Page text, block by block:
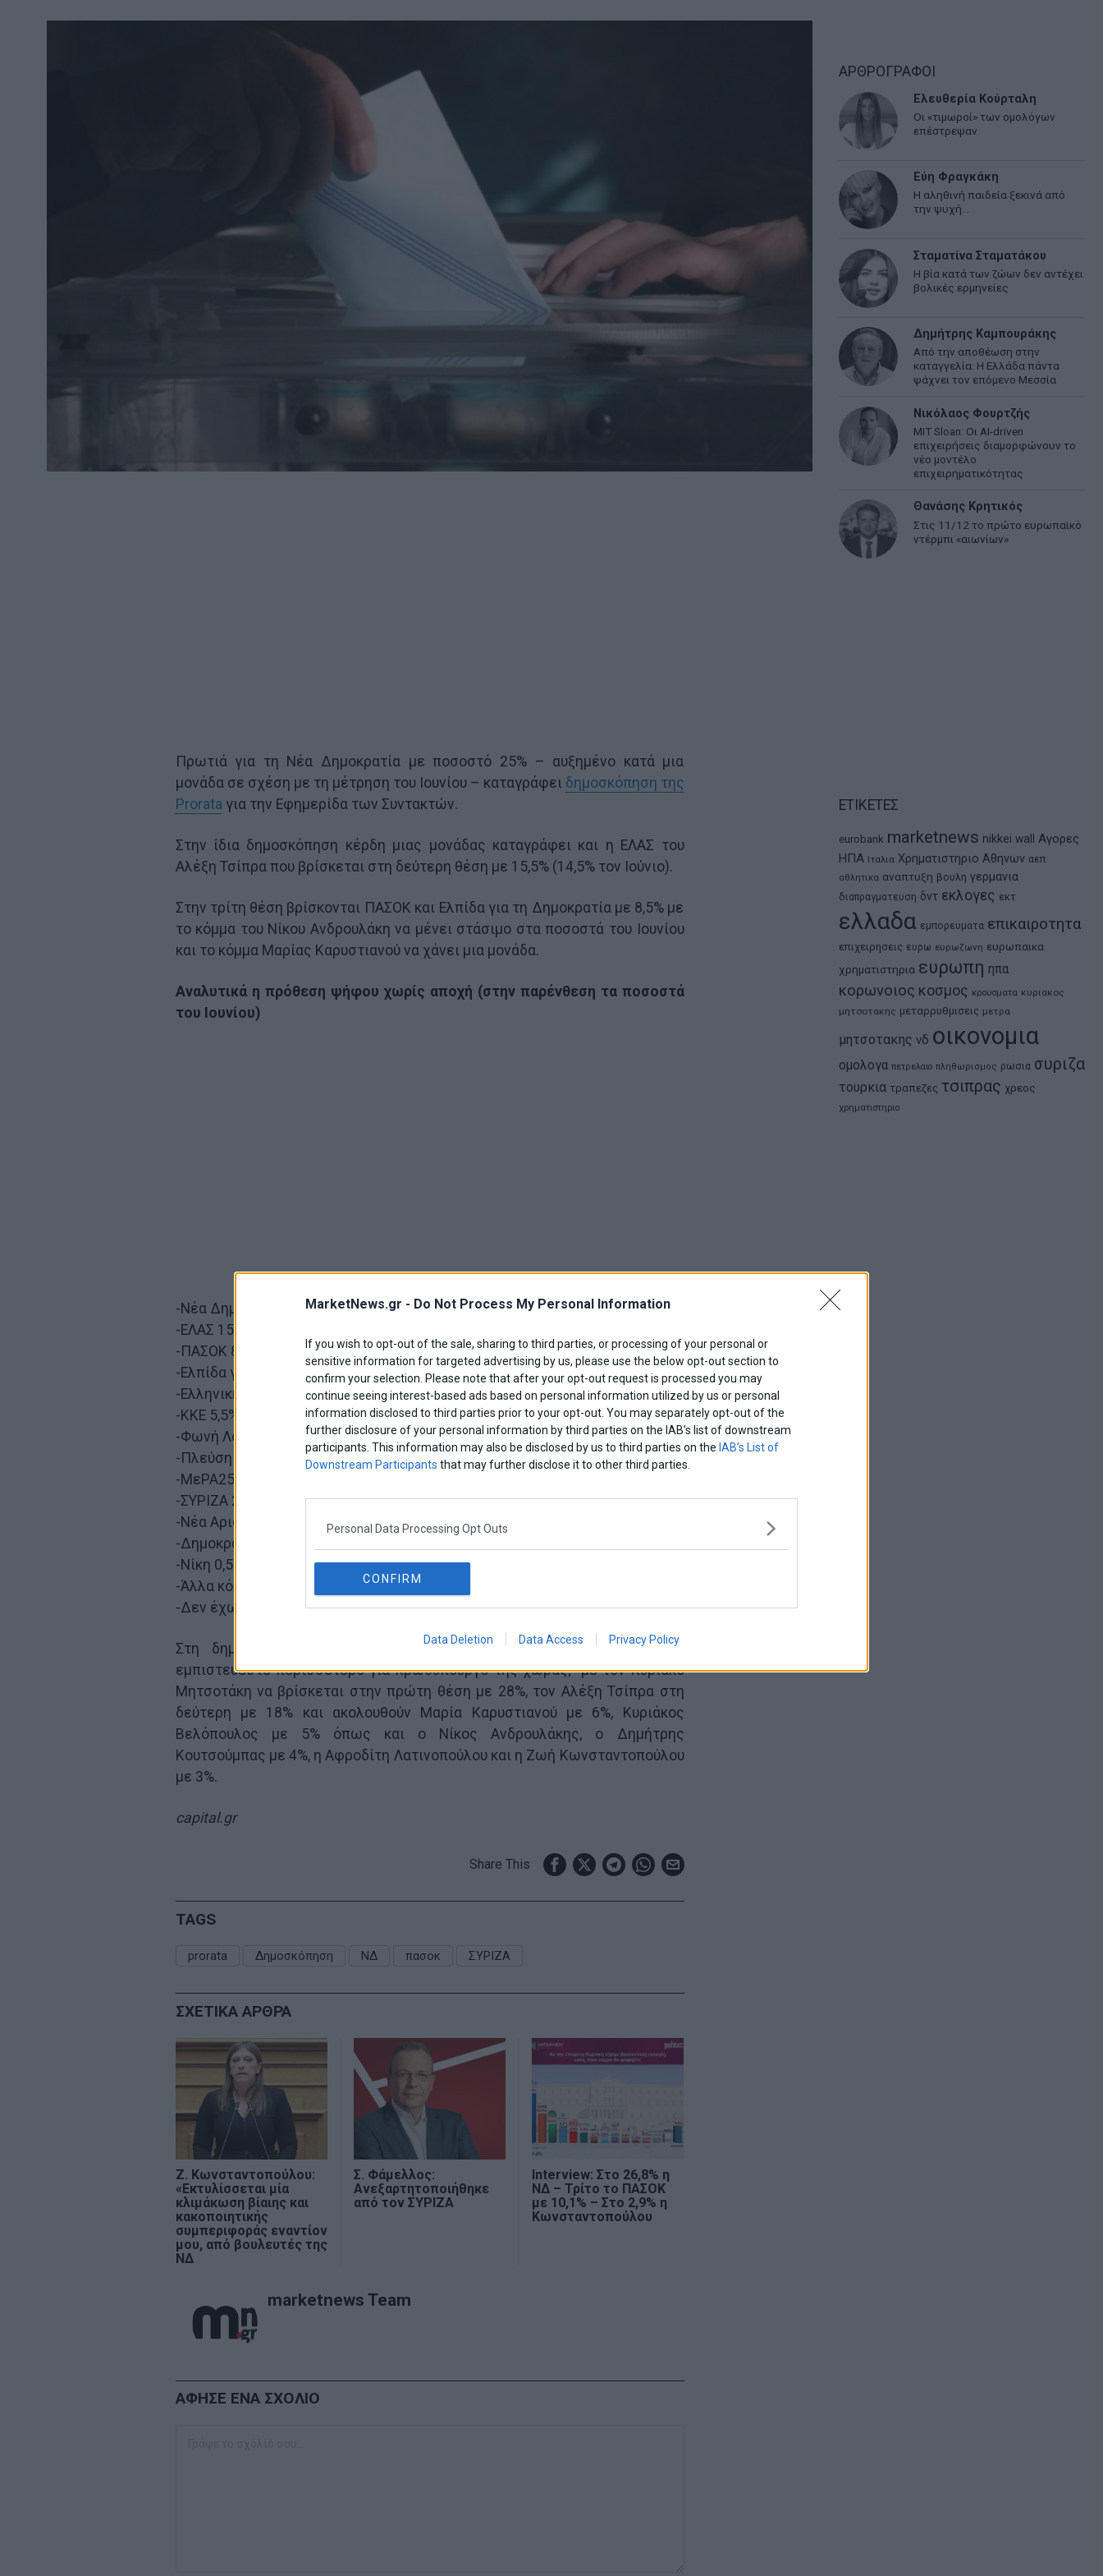
MarketNews.gr - Do Not Process My Personal Information
If you wish to opt-out of the sale, sharing to third parties, or processing of your personal or
sensitive information for targeted advertising by us, please use the below opt-out section to
confirm your selection. Please note that after your opt-out request is processed you may
continue seeing interest-based ads based on personal information utilized by us or personal
information disclosed to third parties prior to your opt-out. You may separately opt-out of the
further disclosure of your personal information by third parties on the IAB’s list of downstream
participants. This information may also be disclosed by us to third parties on the IAB’s List of
Downstream Participants that may further disclose it to other third parties.
Personal Data Processing Opt Outs
CONFIRM
Data Deletion Data Access Privacy Policy
Πρωτιά για τη Νέα Δημοκρατία με ποσοστό 25% – αυξημένο κατά μια
μονάδα σε σχέση με τη μέτρηση του Ιουνίου – καταγράφει δημοσκόπηση της
Prorata για την Εφημερίδα των Συντακτών.
Στην ίδια δημοσκόπηση κέρδη μιας μονάδας καταγράφει και η ΕΛΑΣ του
Αλέξη Τσίπρα που βρίσκεται στη δεύτερη θέση με 15,5% (14,5% τον Ιούνιο).
Στην τρίτη θέση βρίσκονται ΠΑΣΟΚ και Ελπίδα για τη Δημοκρατία με 8,5% με
το κόμμα του Νίκου Ανδρουλάκη να μένει στάσιμο στα ποσοστά του Ιουνίου
και το κόμμα Μαρίας Καρυστιανού να χάνει μια μονάδα.
Αναλυτικά η πρόθεση ψήφου χωρίς αποχή (στην παρένθεση τα ποσοστά
του Ιουνίου)
-Νέα Δημοκρατία 25% (24%)
-ΕΛΑΣ 15,5% (14,5%)
-ΠΑΣΟΚ 8,5% (8,5%)
-Ελπίδα για τη Δημοκρατία 8,5% (9,5%)
-Ελληνική Λύση 7% (8%)
-ΚΚΕ 5,5% (6%)
-Φωνή Λογικής 4% (3,5%)
-Πλεύση Ελευθερίας 3,5% (3,5%)
-ΜεΡΑ25 3% (3%)
-ΣΥΡΙΖΑ 2% (2%)
-Νέα Αριστερά 1% (1%)
-Δημοκράτες 1% (1%)
-Νίκη 0,5% (0,5%)
-Άλλα κόμματα 3% (2,5%)
-Δεν έχω αποφασίσει 12% (12,5%)
Στη δημοσκόπηση τίθεται και το ερώτημα “ποιον πολιτικό αρχηγό
εμπιστεύεστε περισσότερο για πρωθυπουργό της χώρας;” με τον Κυριάκο
Μητσοτάκη να βρίσκεται στην πρώτη θέση με 28%, τον Αλέξη Τσίπρα στη
δεύτερη με 18% και ακολουθούν Μαρία Καρυστιανού με 6%, Κυριάκος
Βελόπουλος με 5% όπως και ο Νίκος Ανδρουλάκης, ο Δημήτρης
Κουτσούμπας με 4%, η Αφροδίτη Λατινοπούλου και η Ζωή Κωνσταντοπούλου
με 3%.
capital.gr
Share This
TAGS
prorata Δημοσκόπηση ΝΔ πασοκ ΣΥΡΙΖΑ
ΣΧΕΤΙΚΑ ΑΡΘΡΑ
Ζ. Κωνσταντοπούλου:
«Εκτυλίσσεται μία
κλιμάκωση βίαιης και
κακοποιητικής
συμπεριφοράς εναντίον
μου, από βουλευτές της
ΝΔ
Σ. Φάμελλος:
Ανεξαρτητοποιήθηκε
από τον ΣΥΡΙΖΑ
Interview: Στο 26,8% η
ΝΔ – Τρίτο το ΠΑΣΟΚ
με 10,1% – Στο 2,9% η
Κωνσταντοπούλου
marketnews Team
ΑΦΗΣΕ ΕΝΑ ΣΧΟΛΙΟ
ΑΡΘΡΟΓΡΑΦΟΙ
Ελευθερία Κούρταλη
Οι «τιμωροί» των ομολόγων
επέστρεψαν
Εύη Φραγκάκη
Η αληθινή παιδεία ξεκινά από
την ψυχή…
Σταματίνα Σταματάκου
Η βία κατά των ζώων δεν αντέχει
βολικές ερμηνείες
Δημήτρης Καμπουράκης
Από την αποθέωση στην
καταγγελία: Η Ελλάδα πάντα
ψάχνει τον επόμενο Μεσσία
Νικόλαος Φουρτζής
MIT Sloan: Οι AI-driven
επιχειρήσεις διαμορφώνουν το
νέο μοντέλο
επιχειρηματικότητας
Θανάσης Κρητικός
Στις 11/12 το πρώτο ευρωπαϊκό
ντέρμπι «αιωνίων»
ΕΤΙΚΕΤΕΣ
eurobank marketnews nikkei wall
Αγορες
ΗΠΑ Ιταλια Χρηματιστηριο Αθηνων αεπ
αθλητικα αναπτυξη βουλη γερμανια
διαπραγματευση δντ εκλογες εκτ
ελλαδα εμπορευματα επικαιροτητα
επιχειρησεις ευρω ευρωζωνη ευρωπαικα
χρηματιστηρια ευρωπη ηπα
κορωνοιος κοσμος κρουσματα κυριακος
μητσοτακης μεταρρυθμισεις μετρα
μητσοτακης νδ οικονομια
ομολογα πετρελαιο πληθωρισμος ρωσια συριζα
τουρκια τραπεζες τσιπρας χρεος
χρηματιστηριο